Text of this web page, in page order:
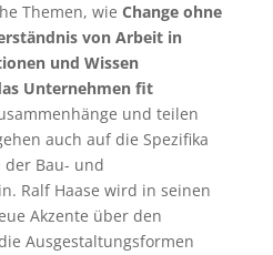
Themen, wie Change ohne
von Arbeit in
und Wissen
Unternehmen fit
und teilen
auch auf die Spezifika
Bau- und
Ralf Haase wird in seinen
Akzente über den
Ausgestaltungsformen